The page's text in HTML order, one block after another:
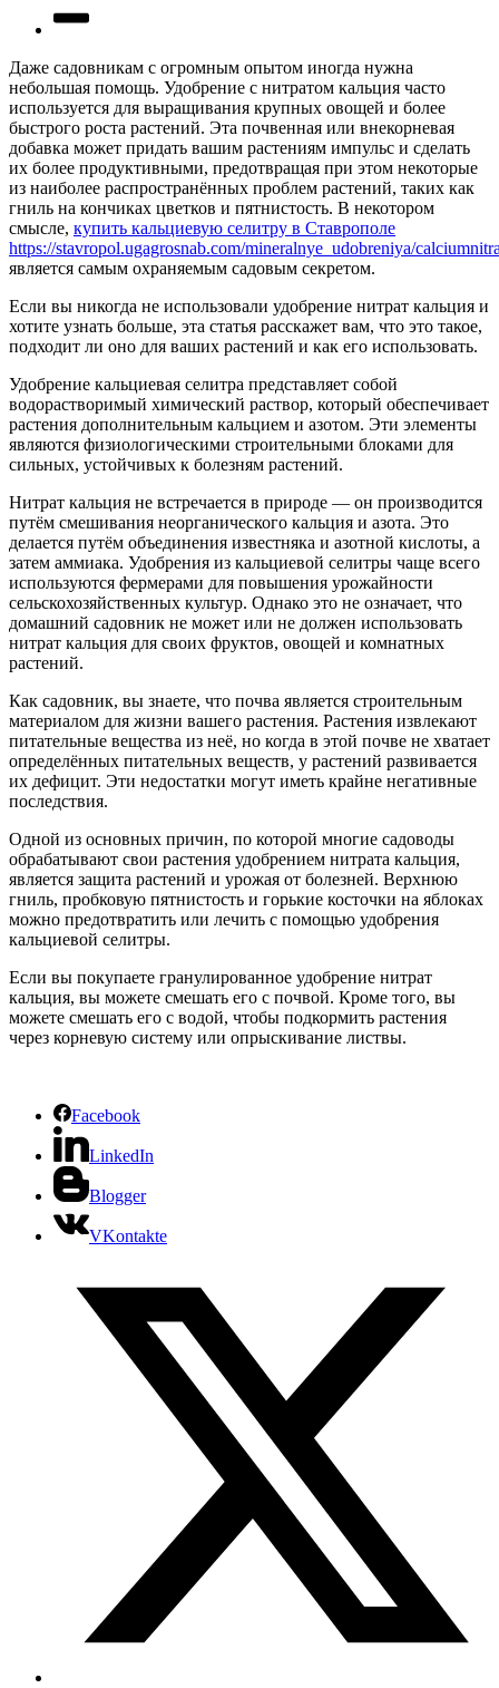
Даже садовникам с огромным опытом иногда нужна
небольшая помощь. Удобрение с нитратом кальция часто
используется для выращивания крупных овощей и более
быстрого роста растений. Эта почвенная или внекорневая
добавка может придать вашим растениям импульс и сделать
их более продуктивными, предотвращая при этом некоторые
из наиболее распространённых проблем растений, таких как
гниль на кончиках цветков и пятнистость. В некотором
смысле, купить кальциевую селитру в Ставрополе
https://stavropol.ugagrosnab.com/mineralnye_udobreniya/
является самым охраняемым садовым секретом.
Если вы никогда не использовали удобрение нитрат кальция и
хотите узнать больше, эта статья расскажет вам, что это такое,
подходит ли оно для ваших растений и как его использовать.
Удобрение кальциевая селитра представляет собой
водорастворимый химический раствор, который обеспечивает
растения дополнительным кальцием и азотом. Эти элементы
являются физиологическими строительными блоками для
сильных, устойчивых к болезням растений.
Нитрат кальция не встречается в природе — он производится
путём смешивания неорганического кальция и азота. Это
делается путём объединения известняка и азотной кислоты, а
затем аммиака. Удобрения из кальциевой селитры чаще всего
используются фермерами для повышения урожайности
сельскохозяйственных культур. Однако это не означает, что
домашний садовник не может или не должен использовать
нитрат кальция для своих фруктов, овощей и комнатных
растений.
Как садовник, вы знаете, что почва является строительным
материалом для жизни вашего растения. Растения извлекают
питательные вещества из неё, но когда в этой почве не хватает
определённых питательных веществ, у растений развивается
их дефицит. Эти недостатки могут иметь крайне негативные
последствия.
Одной из основных причин, по которой многие садоводы
обрабатывают свои растения удобрением нитрата кальция,
является защита растений и урожая от болезней. Верхнюю
гниль, пробковую пятнистость и горькие косточки на яблоках
можно предотвратить или лечить с помощью удобрения
кальциевой селитры.
Если вы покупаете гранулированное удобрение нитрат
кальция, вы можете смешать его с почвой. Кроме того, вы
можете смешать его с водой, чтобы подкормить растения
через корневую систему или опрыскивание листвы.
Facebook
LinkedIn
Blogger
VKontakte